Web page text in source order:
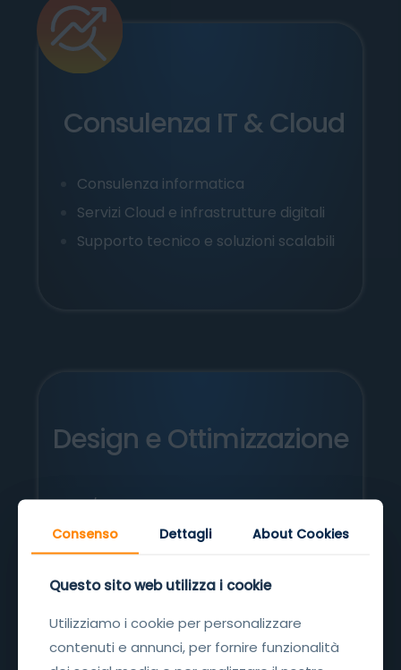
Consulenza IT & Cloud
Consulenza informatica
Servizi Cloud e infrastrutture digitali
Supporto tecnico e soluzioni scalabili
Design e Ottimizzazione
UI/UX Design
Interfacce intuitive
usabilità
Consenso Dettagli About Cookies
Questo sito web utilizza i cookie
Utilizziamo i cookie per personalizzare
contenuti e annunci, per fornire funzionalità
Consenso Dettagli About Cookies
Questo sito web utilizza i cookie
Utilizziamo i cookie per personalizzare
contenuti e annunci, per fornire funzionalità